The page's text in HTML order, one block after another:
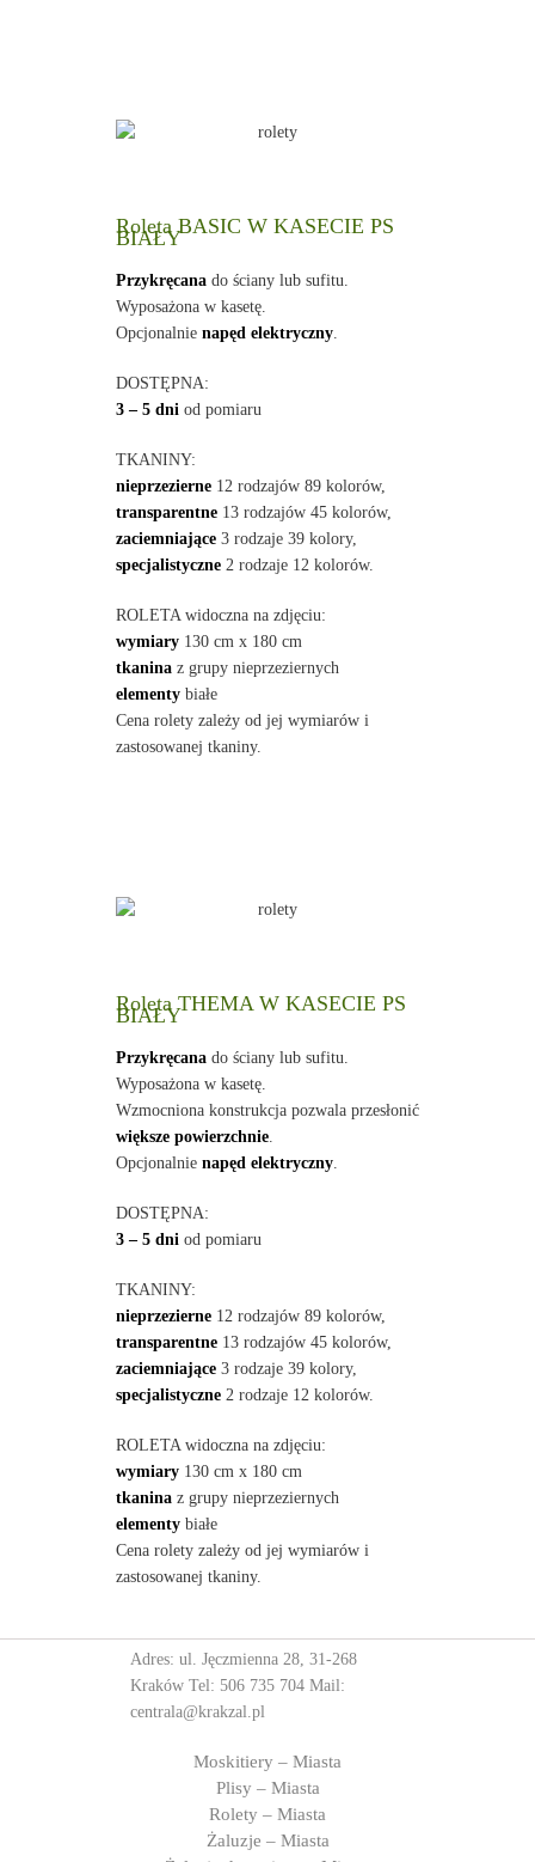
Roleta BASIC W KASECIE PS
BIAŁY
Przykręcanado ściany lub sufitu.
Wyposażona w kasetę.
Opcjonalnie napęd elektryczny.
DOSTĘPNA:
3 – 5 dni od pomiaru
TKANINY:
nieprzezierne12 rodzajów 89 kolorów,
transparentne13 rodzajów 45 kolorów,
zaciemniające3 rodzaje 39 kolory,
specjalistyczne2 rodzaje 12 kolorów.
ROLETA widoczna na zdjęciu:
wymiary130 cm x 180 cm
tkaninaz grupy nieprzeziernych
elementybiałe
Cena rolety zależy od jej wymiarów i
zastosowanej tkaniny.
Roleta THEMA W KASECIE PS
BIAŁY
Przykręcanado ściany lub sufitu.
Wyposażona w kasetę.
Wzmocniona konstrukcja pozwala przesłonić
większe powierzchnie.
Opcjonalnie napęd elektryczny.
DOSTĘPNA:
3 – 5 dni od pomiaru
TKANINY:
nieprzezierne12 rodzajów 89 kolorów,
transparentne13 rodzajów 45 kolorów,
zaciemniające3 rodzaje 39 kolory,
specjalistyczne2 rodzaje 12 kolorów.
ROLETA widoczna na zdjęciu:
wymiary130 cm x 180 cm
tkaninaz grupy nieprzeziernych
elementybiałe
Cena rolety zależy od jej wymiarów i
zastosowanej tkaniny.
Adres: ul. Jęczmienna 28, 31-268
Kraków Tel: 506 735 704 Mail:
centrala@krakzal.pl
Moskitiery – Miasta
Plisy – Miasta
Rolety – Miasta
Żaluzje – Miasta